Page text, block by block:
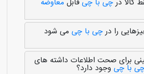
را در چی با چی می شود
برای صحت اطلاعات داشته های
با چی وجود دارد؟